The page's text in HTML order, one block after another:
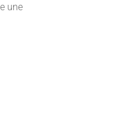
une